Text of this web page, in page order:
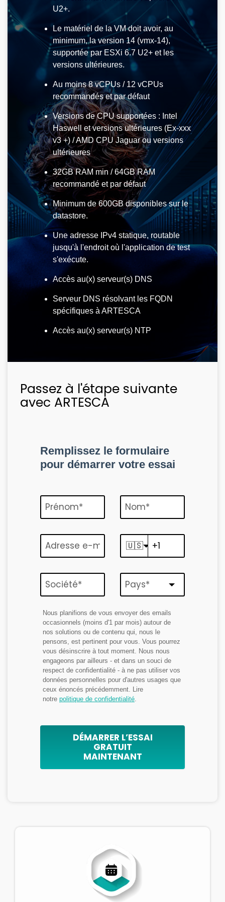
U2+.
Le matériel de la VM doit avoir, au
minimum, la version 14 (vmx-14),
supportée par ESXi 6.7 U2+ et les
versions ultérieures.
Au moins 8 vCPUs / 12 vCPUs
recommandés et par défaut
Versions de CPU supportées : Intel
Haswell et versions ultérieures (Ex-xxx
v3 +) / AMD CPU Jaguar ou versions
ultérieures
32GB RAM min / 64GB RAM
recommandé et par défaut
Minimum de 600GB disponibles sur le
datastore.
Une adresse IPv4 statique, routable
jusqu'à l'endroit où l'application de test
s'exécute.
Accès au(x) serveur(s) DNS
Serveur DNS résolvant les FQDN
spécifiques à ARTESCA
Accès au(x) serveur(s) NTP
Passez à l'étape suivante
avec ARTESCA
Remplissez le formulaire
pour démarrer votre essai
🇺🇸
Nous planifions de vous envoyer des emails
occasionnels (moins d'1 par mois) autour de
nos solutions ou de contenu qui, nous le
pensons, est pertinent pour vous. Vous pourrez
vous désinscrire à tout moment. Nous nous
engageons par ailleurs - et dans un souci de
respect de confidentialité - à ne pas utiliser vos
données personnelles pour d'autres usages que
ceux énoncés précédemment. Lire
notre politique de confidentialité.
DÉMARRER L’ESSAI
GRATUIT
MAINTENANT